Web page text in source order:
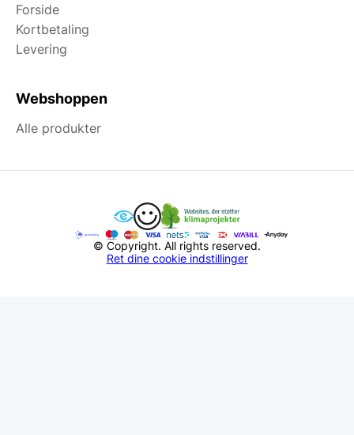
Forside
Kortbetaling
Levering
Webshoppen
Alle produkter
© Copyright. All rights reserved.
Ret dine cookie indstillinger